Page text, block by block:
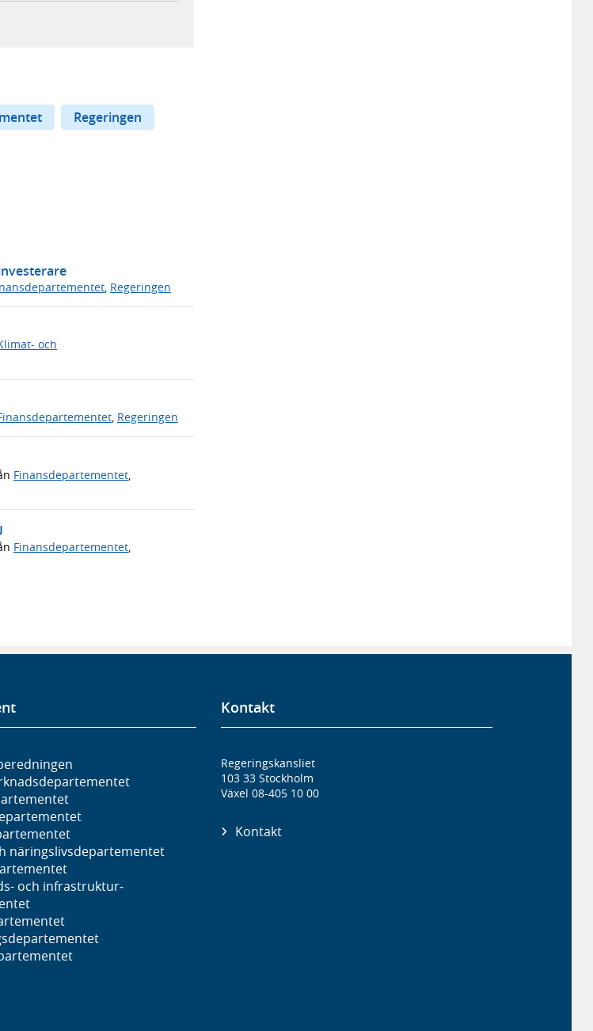
Regeringen
Regeringen
och
, Regeringen
Finansdepartementet
Finansdepartementet,
näringslivs­departementet
och infrastruktur­
Kontakt
Regeringskansliet
103 33 Stockholm
Växel 08-405 10 00
Kontakt